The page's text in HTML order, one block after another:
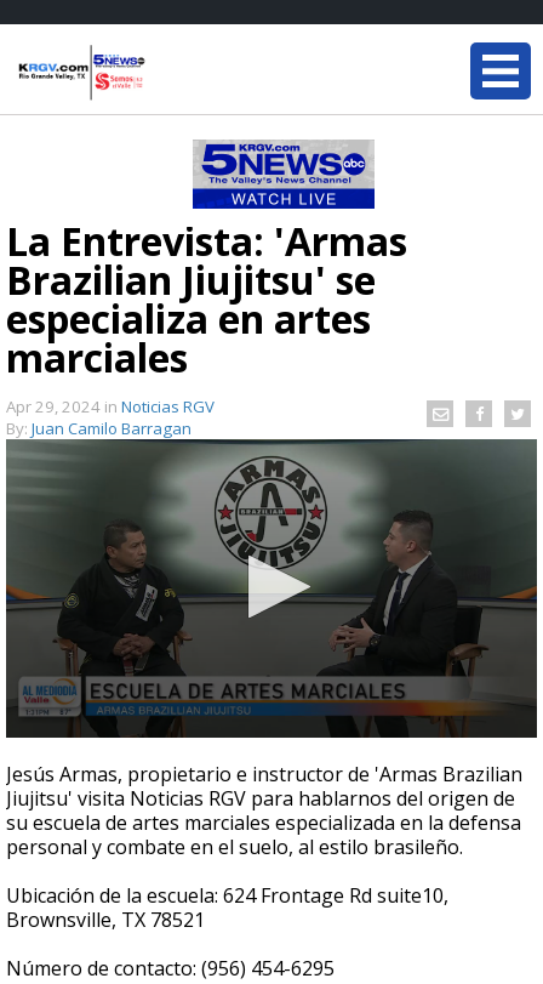
La Entrevista: 'Armas
Brazilian Jiujitsu' se
especializa en artes
marciales
Apr 29, 2024 in Noticias RGV
By: Juan Camilo Barragan
seconds
of
6
minutes,
33
seconds
Jesús Armas, propietario e instructor de 'Armas Brazilian
Jiujitsu' visita Noticias RGV para hablarnos del origen de
su escuela de artes marciales especializada en la defensa
personal y combate en el suelo, al estilo brasileño.
Ubicación de la escuela: 624 Frontage Rd suite10,
Brownsville, TX 78521
Número de contacto: (956) 454-6295